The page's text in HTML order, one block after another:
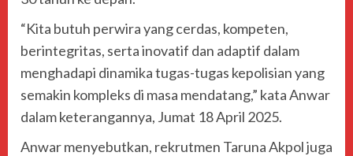
“Kita butuh perwira yang cerdas, kompeten,
berintegritas, serta inovatif dan adaptif dalam
menghadapi dinamika tugas-tugas kepolisian yang
semakin kompleks di masa mendatang,” kata Anwar
dalam keterangannya, Jumat 18 April 2025.
Anwar menyebutkan, rekrutmen Taruna Akpol juga